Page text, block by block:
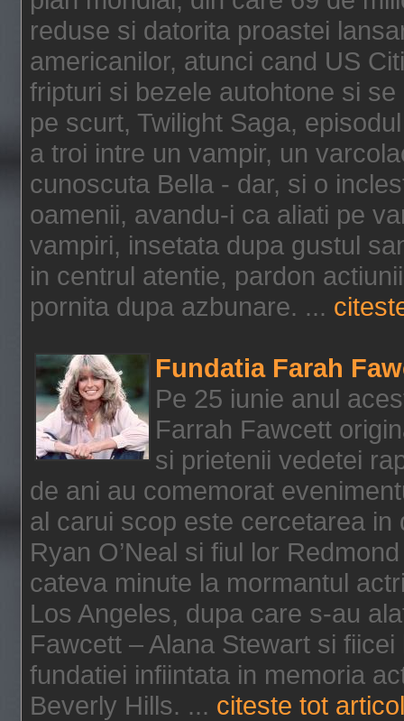
reduse si datorita proastei
americanilor, atunci cand US
fripturi si bezele autohtone si
pe scurt, Twilight Saga,
a troi intre un vampir, un
cunoscuta Bella - dar, si o
oamenii, avandu-i ca aliati pe
vampiri, insetata dupa gustul
in centrul atentie, pardon
pornita dupa azbunare. ...
Fundatia Farah
Pe 25 iunie anul
Farrah Fawcett
si prietenii vedetei
de ani au comemorat
al carui scop este cercetarea
Ryan O’Neal si fiul lor
cateva minute la mormantul
Los Angeles, dupa care s-au
Fawcett – Alana Stewart si fiicei
fundatiei infiintata in memoria
Beverly Hills. ... citeste tot